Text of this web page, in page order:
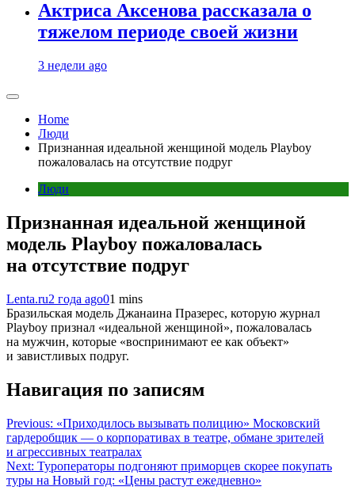
Актриса Аксенова рассказала о
тяжелом периоде своей жизни
3 недели ago
Home
Люди
Признанная идеальной женщиной модель Playboy
пожаловалась на отсутствие подруг
Люди
Признанная идеальной женщиной
модель Playboy пожаловалась
на отсутствие подруг
Lenta.ru2 года ago01 mins
Бразильская модель Джанаина Празерес, которую журнал
Playboy признал «идеальной женщиной», пожаловалась
на мужчин, которые «воспринимают ее как объект»
и завистливых подруг.
Навигация по записям
Previous: «Приходилось вызывать полицию» Московский
гардеробщик — о корпоративах в театре, обмане зрителей
и агрессивных театралах
Next: Туроператоры подгоняют приморцев скорее покупать
туры на Новый год: «Цены растут ежедневно»